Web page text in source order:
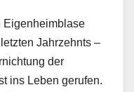
Eigenheimblase
Jahrzehnts –
der
ins Leben gerufen.